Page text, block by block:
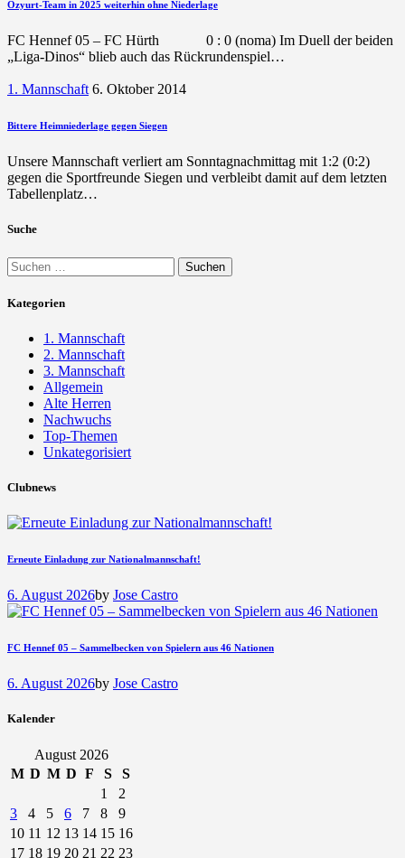
Özyurt-Team in 2025 weiterhin ohne Niederlage
FC Hennef 05 – FC Hürth 0 : 0 (noma) Im Duell der beiden
„Liga-Dinos“ blieb auch das Rückrundenspiel…
1. Mannschaft 6. Oktober 2014
Bittere Heimniederlage gegen Siegen
Unsere Mannschaft verliert am Sonntagnachmittag mit 1:2 (0:2)
gegen die Sportfreunde Siegen und verbleibt damit auf dem letzten
Tabellenplatz…
Suche
Suchen
nach:
Kategorien
1. Mannschaft
2. Mannschaft
3. Mannschaft
Allgemein
Alte Herren
Nachwuchs
Top-Themen
Unkategorisiert
Clubnews
Erneute Einladung zur Nationalmannschaft!
6. August 2026by Jose Castro
FC Hennef 05 – Sammelbecken von Spielern aus 46 Nationen
6. August 2026by Jose Castro
Kalender
August 2026
M D M D F S
S
1
2
3
4 5 6 7 8
9
10 11 12 13 14 15 16
17 18 19 20 21 22 23